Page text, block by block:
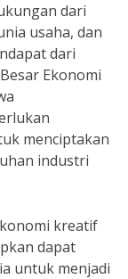
dari
usaha, dan
dari
Ekonomi
menciptakan
industri
kreatif
dapat
untuk menjadi